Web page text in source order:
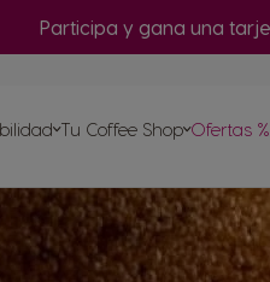
Participa y gana una
Repetir compra
Tu Coffee Shop Ofertas %